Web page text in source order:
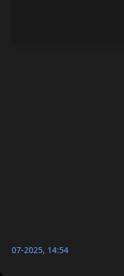
07-2025, 14:54